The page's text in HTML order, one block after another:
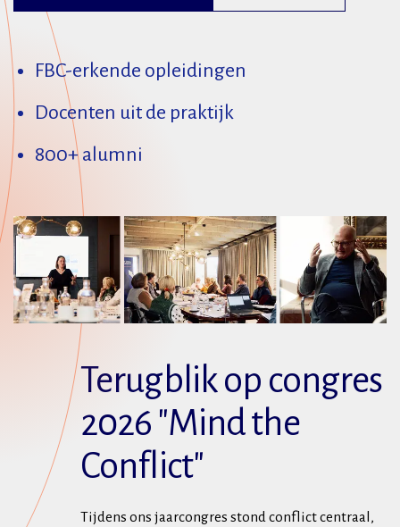
FBC-erkende opleidingen
Docenten uit de praktijk
800+ alumni
Terugblik op congres
2026 "Mind the
Conflict"
Tijdens ons jaarcongres stond conflict centraal,